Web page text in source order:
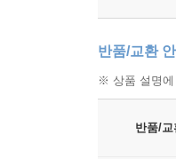
반품/교환
※ 상품 설명에
반품/교